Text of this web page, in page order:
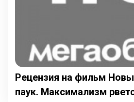
Рецензия на фильм
паук. Максимализм